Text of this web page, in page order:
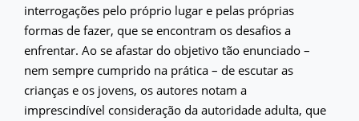
interrogações pelo próprio lugar e pelas próprias
formas de fazer, que se encontram os desafios a
enfrentar. Ao se afastar do objetivo tão enunciado –
nem sempre cumprido na prática – de escutar as
crianças e os jovens, os autores notam a
imprescindível consideração da autoridade adulta, que